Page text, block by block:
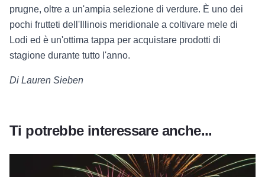
prugne, oltre a un'ampia selezione di verdure. È uno dei
pochi frutteti dell'Illinois meridionale a coltivare mele di
Lodi ed è un'ottima tappa per acquistare prodotti di
stagione durante tutto l'anno.
Di Lauren Sieben
Ti potrebbe interessare anche...
Leggi tutto su Divertimento nel weekend del